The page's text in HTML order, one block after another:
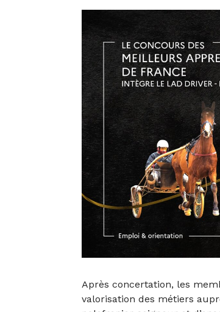
Après concertation, les
valorisation des métiers